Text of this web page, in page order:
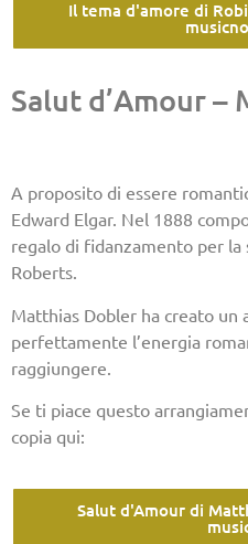
Il tema d'amore di
Salut d’Amour
A proposito di essere
Edward Elgar. Nel 1888
regalo di fidanzamento per la
Roberts.
Matthias Dobler ha creato un
perfettamente l’energia
raggiungere.
Se ti piace questo
copia qui:
Salut d'Amour di